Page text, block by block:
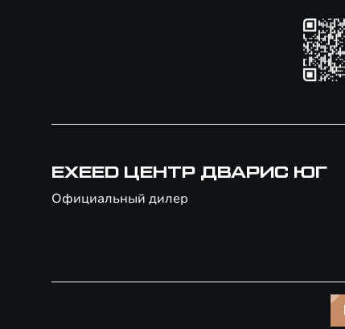
EXEED ЦЕНТР ДВАРИС ЮГ
Официальный дилер